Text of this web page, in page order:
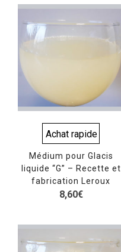
Achat rapide
Médium pour Glacis
liquide “G” – Recette et
fabrication Leroux
8,60€